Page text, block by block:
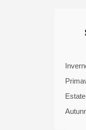
Estate